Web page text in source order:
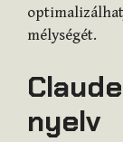
mélységét.
nyelv